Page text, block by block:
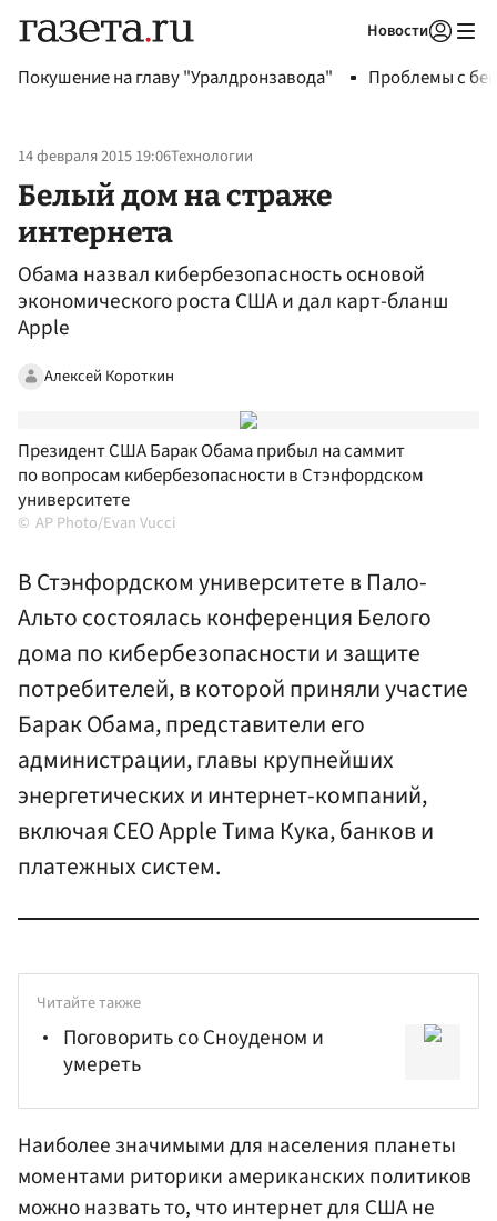
Новости
Покушение на главу "Уралдронзавода" Проблемы с
14 февраля 2015 19:06Технологии
Белый дом на страже
интернета
Обама назвал кибербезопасность основой
экономического роста США и дал карт-бланш
Apple
Алексей Короткин
Президент США Барак Обама прибыл на саммит
по вопросам кибербезопасности в Стэнфордском
университете
AP Photo/Evan Vucci
В Стэнфордском университете в Пало-
Альто состоялась конференция Белого
дома по кибербезопасности и защите
потребителей, в которой приняли участие
Барак Обама, представители его
администрации, главы крупнейших
энергетических и интернет-компаний,
включая CEO Apple Тима Кука, банков и
платежных систем.
Читайте также
Поговорить со Сноуденом и
умереть
Наиболее значимыми для населения планеты
моментами риторики американских политиков
можно назвать то, что интернет для США не